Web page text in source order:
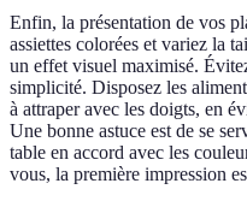
Enfin, la présentation de vos
assiettes colorées et variez la
un effet visuel maximisé.
simplicité. Disposez les
à attraper avec les doigts, en
Une bonne astuce est de se
table en accord avec les
vous, la première impression